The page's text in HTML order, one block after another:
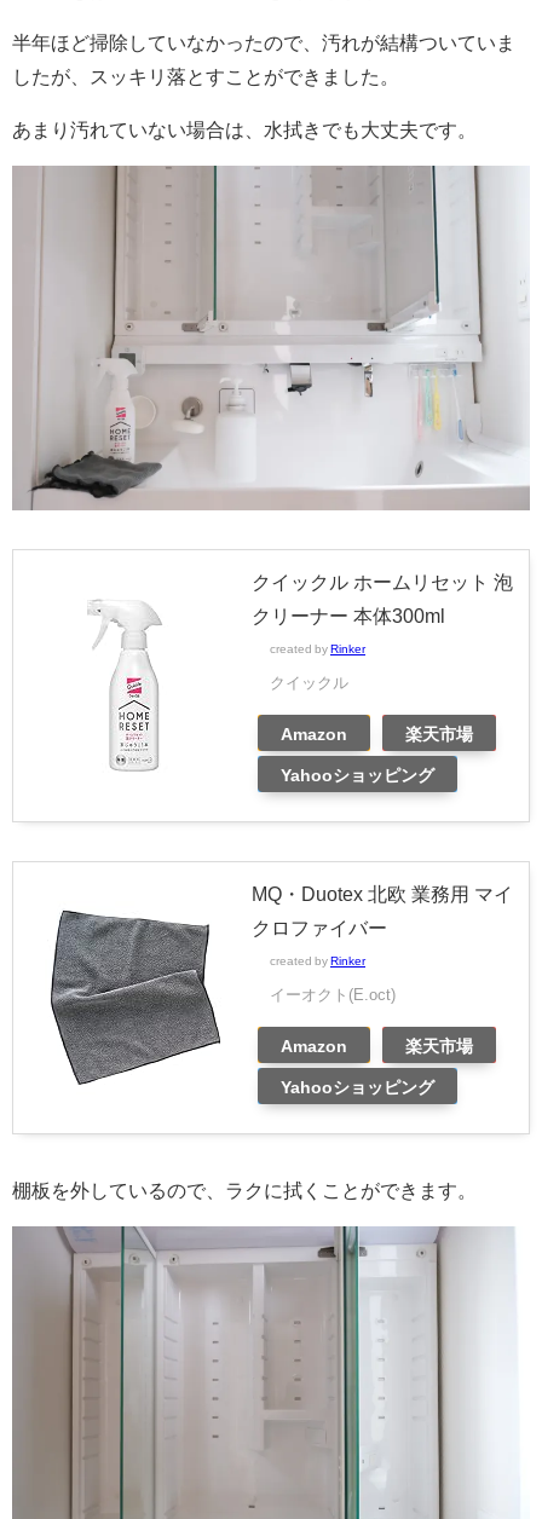
半年ほど掃除していなかったので、汚れが結構ついていま
したが、スッキリ落とすことができました。
あまり汚れていない場合は、水拭きでも大丈夫です。
クイックル ホームリセット 泡
クリーナー 本体300ml
created by Rinker
クイックル
Amazon 楽天市場
Yahooショッピング
MQ・Duotex 北欧 業務用 マイ
クロファイバー
created by Rinker
イーオクト(E.oct)
Amazon 楽天市場
Yahooショッピング
棚板を外しているので、ラクに拭くことができます。